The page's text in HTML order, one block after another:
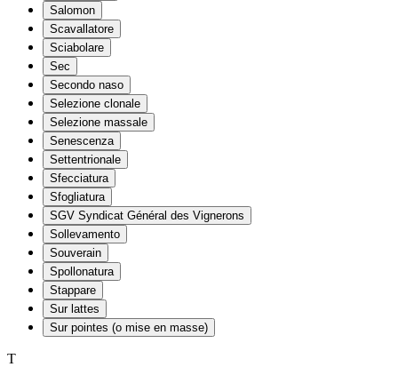
Salomon
Scavallatore
Sciabolare
Sec
Secondo naso
Selezione clonale
Selezione massale
Senescenza
Settentrionale
Sfecciatura
Sfogliatura
SGV Syndicat Général des Vignerons
Sollevamento
Souverain
Spollonatura
Stappare
Sur lattes
Sur pointes (o mise en masse)
T